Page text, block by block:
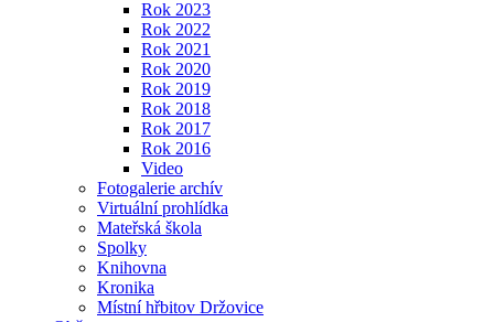
Rok 2023
Rok 2022
Rok 2021
Rok 2020
Rok 2019
Rok 2018
Rok 2017
Rok 2016
Video
Fotogalerie archív
Virtuální prohlídka
Mateřská škola
Spolky
Knihovna
Kronika
Místní hřbitov Držovice